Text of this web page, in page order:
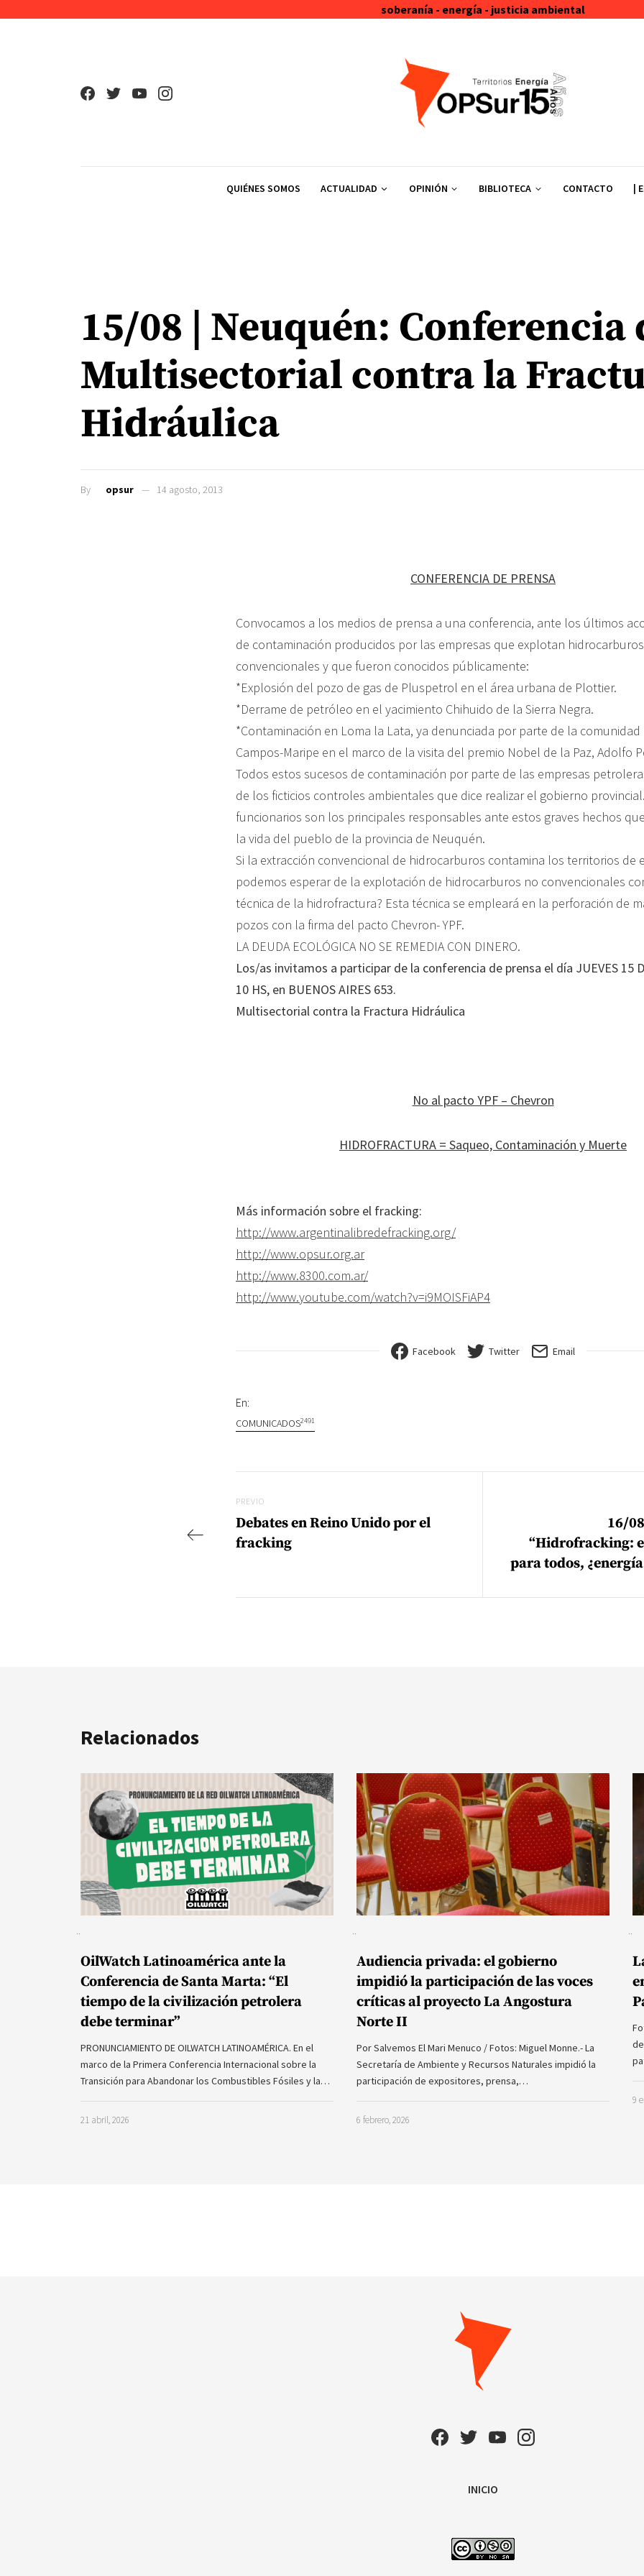
soberanía - energía - justicia ambiental
QUIÉNES SOMOS ACTUALIDAD OPINIÓN BIBLIOTECA CONTACTO |
15/08 | Neuquén: Conferencia
Multisectorial contra la
Hidráulica
By opsur 14 agosto, 2013
CONFERENCIA DE PRENSA
Convocamos a los medios de prensa a una conferencia, ante los últimos
de contaminación producidos por las empresas que explotan hidrocarburos
convencionales y que fueron conocidos públicamente:
*Explosión del pozo de gas de Pluspetrol en el área urbana de Plottier.
*Derrame de petróleo en el yacimiento Chihuido de la Sierra Negra.
*Contaminación en Loma la Lata, ya denunciada por parte de la comunidad
Campos-Maripe en el marco de la visita del premio Nobel de la Paz, Adolfo
Todos estos sucesos de contaminación por parte de las empresas
de los ficticios controles ambientales que dice realizar el gobierno
funcionarios son los principales responsables ante estos graves hechos
la vida del pueblo de la provincia de Neuquén.
Si la extracción convencional de hidrocarburos contamina los territorios de
podemos esperar de la explotación de hidrocarburos no convencionales
técnica de la hidrofractura? Esta técnica se empleará en la perforación de
pozos con la firma del pacto Chevron- YPF.
LA DEUDA ECOLÓGICA NO SE REMEDIA CON DINERO.
Los/as invitamos a participar de la conferencia de prensa el día JUEVES 15
10 HS, en BUENOS AIRES 653.
Multisectorial contra la Fractura Hidráulica
No al pacto YPF – Chevron
HIDROFRACTURA = Saqueo, Contaminación y Muerte
Más información sobre el fracking:
http://www.argentinalibredefracking.org/
http://www.opsur.org.ar
http://www.8300.com.ar/
http://www.youtube.com/watch?v=i9MOISFiAP4
Facebook Twitter Email
En:
COMUNICADOS2491
Previo
PREVIO
Debates en Reino Unido por el
fracking
16/
“Hidrofracking:
para todos,
Relacionados
OilWatch Latinoamérica ante la
Conferencia de Santa Marta: “El
tiempo de la civilización petrolera
debe terminar”
PRONUNCIAMIENTO DE OILWATCH LATINOAMÉRICA. En el
marco de la Primera Conferencia Internacional sobre la
Transición para Abandonar los Combustibles Fósiles y la…
21 abril, 2026
Audiencia privada: el gobierno
impidió la participación de las voces
críticas al proyecto La Angostura
Norte II
Por Salvemos El Mari Menuco / Fotos: Miguel Monne.- La
Secretaría de Ambiente y Recursos Naturales impidió la
participación de expositores, prensa,…
6 febrero, 2026
9
INICIO